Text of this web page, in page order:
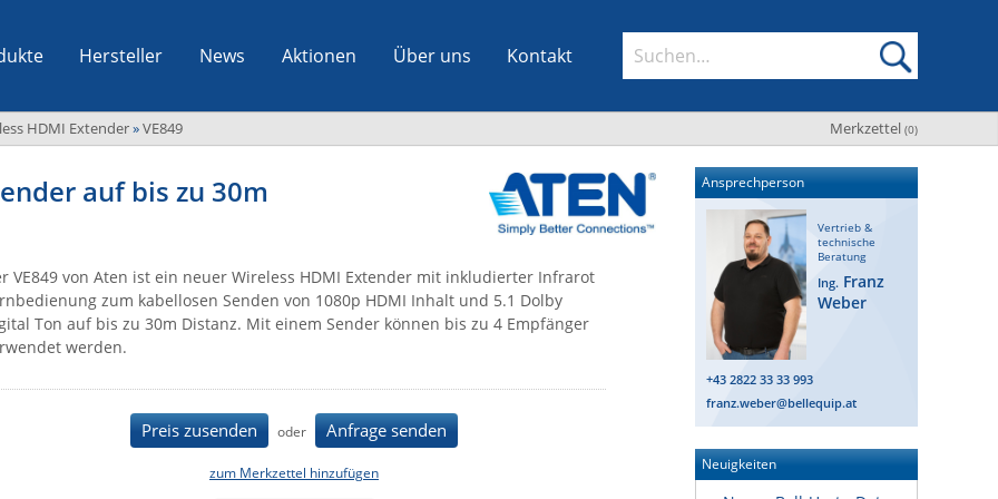
Hersteller News Aktionen Über uns Kontakt
Merkzettel (0)
HDMI Extender»VE849
auf bis zu 30m
VE849 von Aten ist ein neuer Wireless HDMI Extender mit inkludierter Infrarot
zum kabellosen Senden von 1080p HDMI Inhalt und 5.1 Dolby
Ton auf bis zu 30m Distanz. Mit einem Sender können bis zu 4 Empfänger
werden.
Preis zusenden oder Anfrage senden
zum Merkzettel hinzufügen
Ansprechperson
Vertrieb &
technische
Beratung
Ing. Franz
Weber
+43 2822 33 33 993
franz.weber@bellequip.at
Neuigkeiten